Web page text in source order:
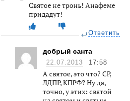
Святое не тронь! Анафеме
придадут!
Ответить
добрый санта
22.07.2013 17:58
А святое, это что? СР,
ЛДПР, КПРФ? Ну да,
точно, у этих: святой